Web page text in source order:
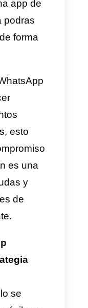
y
Además,
tanto, los
e